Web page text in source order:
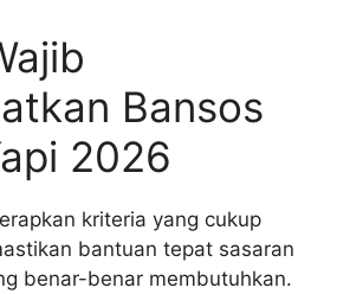
Bansos
2026
kriteria yang cukup
bantuan tepat sasaran
benar-benar membutuhkan.